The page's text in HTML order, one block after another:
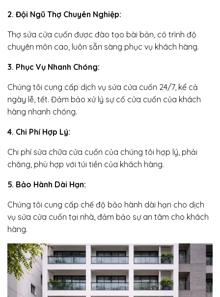
2. Đội Ngũ Thợ Chuyên Nghiệp:
Thợ sửa cửa cuốn được đào tạo bài bản, có trình độ
chuyên môn cao, luôn sẵn sàng phục vụ khách hàng.
3. Phục Vụ Nhanh Chóng:
Chúng tôi cung cấp dịch vụ sửa cửa cuốn 24/7, kể cả
ngày lễ, tết. Đảm bảo xử lý sự cố cửa cuốn của khách
hàng nhanh chóng.
4. Chi Phí Hợp Lý:
Chi phí sửa chữa cửa cuốn của chúng tôi hợp lý, phải
chăng, phù hợp với túi tiền của khách hàng.
5. Bảo Hành Dài Hạn:
Chúng tôi cung cấp chế độ bảo hành dài hạn cho dịch
vụ sửa cửa cuốn tại nhà, đảm bảo sự an tâm cho khách
hàng.